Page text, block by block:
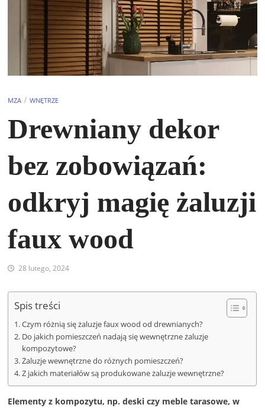
MZA /WNĘTRZE
Drewniany dekor
bez zobowiązań:
odkryj magię żaluzji
faux wood
28 lutego, 2024
Spis treści
Czym różnią się żaluzje faux wood od drewnianych?
Do jakich pomieszczeń nadają się wewnętrzne żaluzje
kompozytowe?
Żaluzje wewnętrzne do różnych pomieszczeń?
Z jakich materiałów są produkowane żaluzje wewnętrzne?
Elementy z kompozytu, np. deski czy meble tarasowe, w